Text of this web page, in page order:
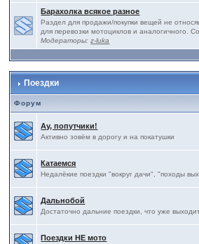
Барахолка всякое разное
Раздел для продажи/покупки вещей не
для перевозки мотоциклов и аналогичного.
Модераторы:z-luka
Поездки
Форум
Ау, попутчики!
Активно зовём в дорогу и на покатушки
Катаемся
Недалёкие поездки "вокруг дачи", "походы
Дальнобой
Достаточно дальние поездки, что уже
Поездки НЕ мото